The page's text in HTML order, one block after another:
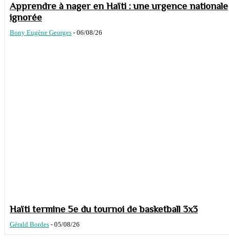
Apprendre à nager en Haïti : une urgence nationale
ignorée
Bony Eugène Georges - 06/08/26
Haïti termine 5e du tournoi de basketball 3x3
Gérald Bordes - 05/08/26